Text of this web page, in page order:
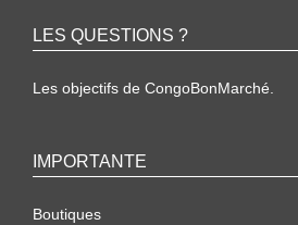
LES QUESTIONS ?
Les objectifs de CongoBonMarché.
IMPORTANTE
Boutiques